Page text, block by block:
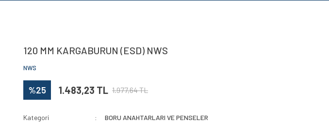
120 MM KARGABURUN (ESD) NWS
NWS
%25 1.483,23 TL 1.977,64 TL
Kategori
BORU ANAHTARLARI VE PENSELER